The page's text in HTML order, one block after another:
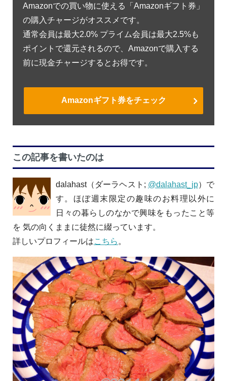
Amazonでの買い物に使える「Amazonギフト券」
の購入チャージがオススメです。
通常会員は最大2.0% プライム会員は最大2.5%も
ポイントで還元されるので、Amazonで購入する
前に現金チャージするとお得です。
Amazonギフト券をチェック
この記事を書いたのは
dalahast（ダーラヘスト; @dalahast_jp）で
す。ほぼ週末限定の趣味のお料理以外に
日々の暮らしのなかで興味をもったこと等
を 気の向くままに徒然に綴っています。
詳しいプロフィールはこちら 。